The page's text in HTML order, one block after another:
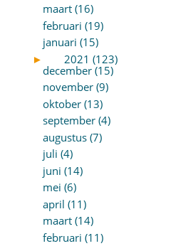
maart (16)
februari (19)
januari (15)
►
2021 (123)
december (15)
november (9)
oktober (13)
september (4)
augustus (7)
juli (4)
juni (14)
mei (6)
april (11)
maart (14)
februari (11)